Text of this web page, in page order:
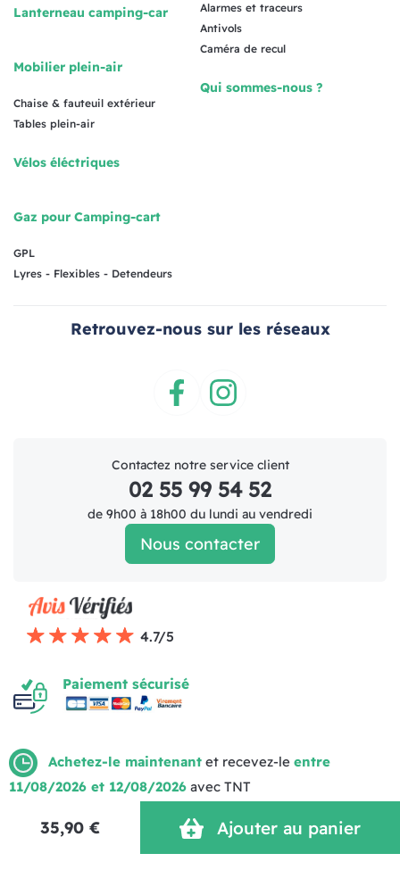
Achetez-le maintenant et recevez-le entre
11/08/2026 et 12/08/2026 avec TNT
35,90 € Ajouter au panier
Lanterneau camping-car
Mobilier plein-air
Chaise & fauteuil extérieur
Tables plein-air
Vélos éléctriques
Gaz pour Camping-cart
GPL
Lyres - Flexibles - Detendeurs
Alarmes et traceurs
Antivols
Caméra de recul
Qui sommes-nous ?
Retrouvez-nous sur les réseaux
Contactez notre service client
02 55 99 54 52
de 9h00 à 18h00 du lundi au vendredi
Nous contacter
4.7/5
Paiement sécurisé
Mentions légales Politique de livraison
Politique de Confidentialité Réalisation MOTION4EVER